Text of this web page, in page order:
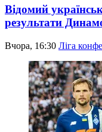
Відомий
результати
Вчора, 16:30 Ліга